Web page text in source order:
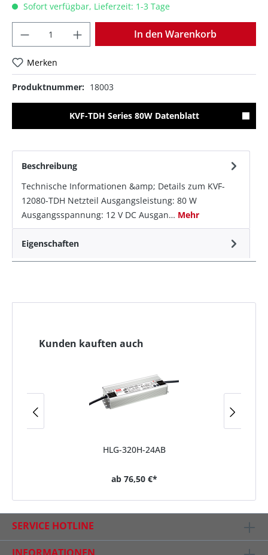
Sofort verfügbar, Lieferzeit: 1-3 Tage
In den Warenkorb
Merken
Produktnummer: 18003
KVF-TDH Series 80W Datenblatt
Beschreibung
Technische Informationen &amp; Details zum KVF-
12080-TDH Netzteil Ausgangsleistung: 80 W
Ausgangsspannung: 12 V DC Ausgan… Mehr
Eigenschaften
Kunden kauften auch
HLG-320H-24AB
ab 76,50 €*
SERVICE HOTLINE
INFORMATIONEN